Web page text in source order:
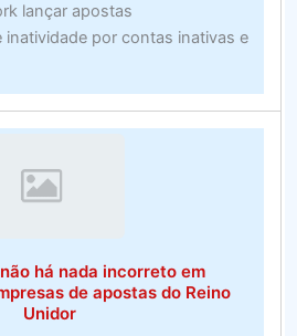
lançar apostas
inatividade por contas inativas e
há nada incorreto em
de apostas do Reino
Unidor